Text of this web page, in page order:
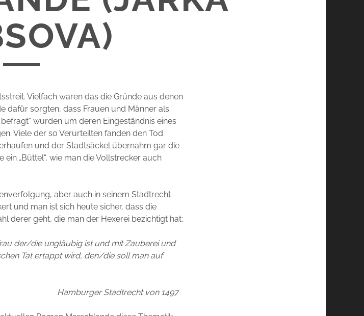
Vielfach waren das die Gründe aus denen
dafür sorgten, dass Frauen und Männer als
wurden um deren Eingeständnis eines
Viele der so Verurteilten fanden den Tod
und der Stadtsäckel übernahm gar die
„Büttel“, wie man die Vollstrecker auch
aber auch in seinem Stadtrecht
und man ist sich heute sicher, dass die
derer geht, die man der Hexerei bezichtigt hat:
der/die ungläubig ist und mit Zauberei und
Tat ertappt wird, den/die soll man auf
Hamburger Stadtrecht von 1497